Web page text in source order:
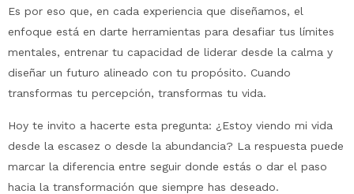
Es por eso que, en cada experiencia que diseñamos, el
enfoque está en darte herramientas para desafiar tus límites
mentales, entrenar tu capacidad de liderar desde la calma y
diseñar un futuro alineado con tu propósito. Cuando
transformas tu percepción, transformas tu vida.
Hoy te invito a hacerte esta pregunta: ¿Estoy viendo mi vida
desde la escasez o desde la abundancia? La respuesta puede
marcar la diferencia entre seguir donde estás o dar el paso
hacia la transformación que siempre has deseado.